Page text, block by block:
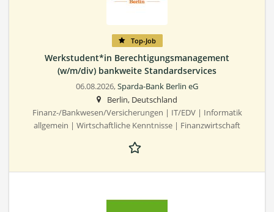
Top-Job
Werkstudent*in Berechtigungsmanagement
(w/m/div) bankweite Standardservices
06.08.2026,Sparda-Bank Berlin eG
Berlin, Deutschland
Finanz-/Bankwesen/Versicherungen | IT/EDV | Informatik
allgemein | Wirtschaftliche Kenntnisse | Finanzwirtschaft